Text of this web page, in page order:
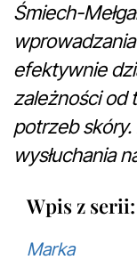
Śmiech-
efektywnie
zależności od
potrzeb skóry.
wysłuchania
Wpis z serii:
Marka